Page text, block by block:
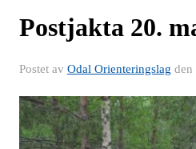
Postjakta 20.
Postet av Odal Orienteringslag den